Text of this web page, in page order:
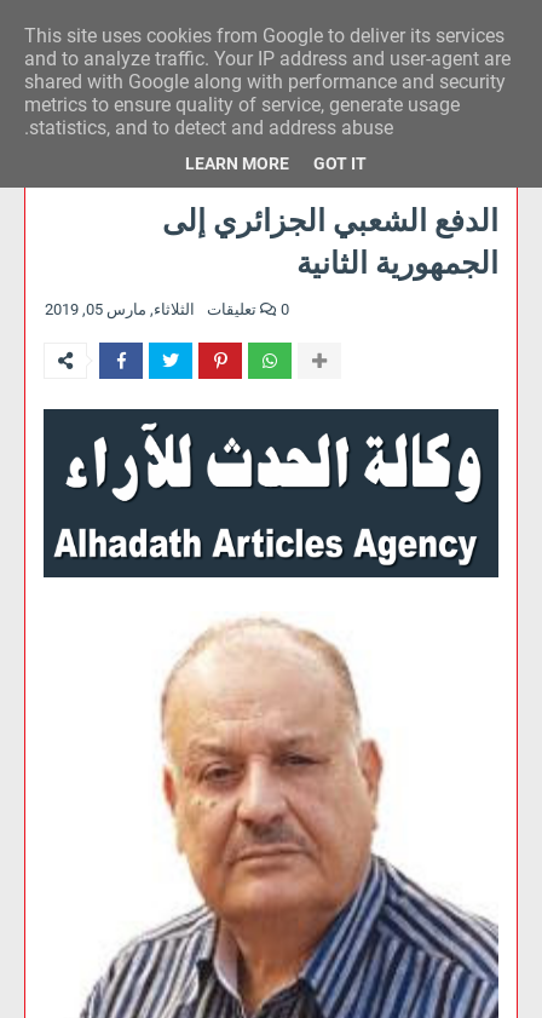
وكالة الحدث للآراء
الدفع الشعبي الجزائري إلى
الجمهورية الثانية
الثلاثاء, مارس 05, 2019 0 تعليقات
This site uses cookies from Google to deliver its services
and to analyze traffic. Your IP address and user-agent are
shared with Google along with performance and security
metrics to ensure quality of service, generate usage
statistics, and to detect and address abuse.
LEARN MORE GOT IT